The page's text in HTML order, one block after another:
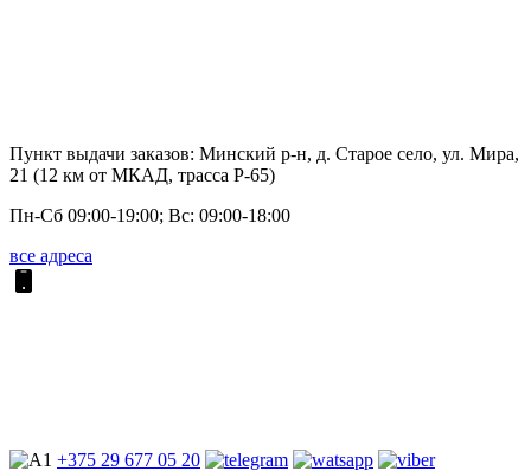
Пункт выдачи заказов: Минский р-н, д. Старое село, ул. Мира,
21 (12 км от МКАД, трасса P-65)
Пн-Сб 09:00-19:00; Вс: 09:00-18:00
все адреса
+375 29 677 05 20